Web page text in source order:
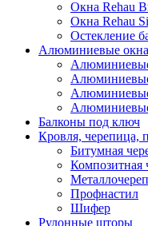
Окна Rehau
Окна Rehau
Остекление
Алюминиевые
Балконы под ключ
Кровля, черепица,
Битумная
Композитная
Профнастил
Шифер
Рулонные шторы